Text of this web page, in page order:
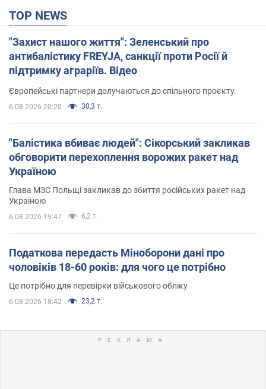
TOP NEWS
"Захист нашого життя": Зеленський про
антибалістику FREYJA, санкції проти Росії й
підтримку аграріїв. Відео
Європейські партнери долучаються до спільного проєкту
6.08.2026 20:20 30,3 т.
"Балістика вбиває людей": Сікорський закликав
обговорити перехоплення ворожих ракет над
Україною
Глава МЗС Польщі закликав до збиття російських ракет над
Україною
6.08.2026 19:47 6,2 т.
Податкова передасть Міноборони дані про
чоловіків 18-60 років: для чого це потрібно
Це потрібно для перевірки військового обліку
6.08.2026 18:42 23,2 т.